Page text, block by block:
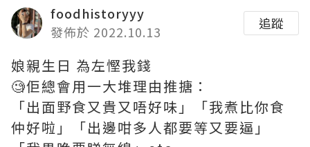
foodhistoryyy
發佈於 2022.10.13
追蹤
娘親生日 為左慳我錢
🧐佢總會用一大堆理由推搪：
「出面野食又貴又唔好味」「我煮比你食
仲好啦」「出邊咁多人都要等又要逼」